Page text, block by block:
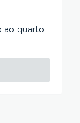
ao quarto